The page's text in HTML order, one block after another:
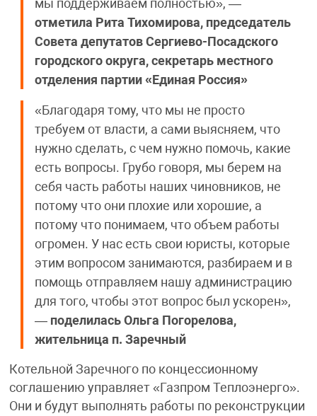
мы поддерживаем полностью», —
отметила Рита Тихомирова, председатель
Совета депутатов Сергиево-Посадского
городского округа, секретарь местного
отделения партии «Единая Россия»
«Благодаря тому, что мы не просто
требуем от власти, а сами выясняем, что
нужно сделать, с чем нужно помочь, какие
есть вопросы. Грубо говоря, мы берем на
себя часть работы наших чиновников, не
потому что они плохие или хорошие, а
потому что понимаем, что объем работы
огромен. У нас есть свои юристы, которые
этим вопросом занимаются, разбираем и в
помощь отправляем нашу администрацию
для того, чтобы этот вопрос был ускорен»,
— поделилась Ольга Погорелова,
жительница п. Заречный
Котельной Заречного по концессионному
соглашению управляет «Газпром Теплоэнерго».
Они и будут выполнять работы по реконструкции